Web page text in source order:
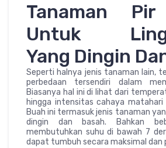
Tanaman
Untuk
Yang Dingin
Seperti halnya jenis tanaman lain,
perbedaan tersendiri dalam
Biasanya hal ini di lihat dari
hingga intensitas cahaya matahari
Buah ini termasuk jenis tanaman
dingin dan basah. Bahkan
membutuhkan suhu di bawah 7
dapat tumbuh secara maksimal dan